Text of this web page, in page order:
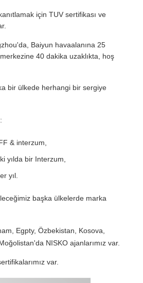
için TUV sertifikası ve
Baiyun havaalanına 25
40 dakika uzaklıkta, hoş
bir ülkede herhangi bir sergiye
& interzum,
yılda bir Interzum,
yıl.
başka ülkelerde marka
Egpty, Özbekistan, Kosova,
NISKO ajanlarımız var.
var.